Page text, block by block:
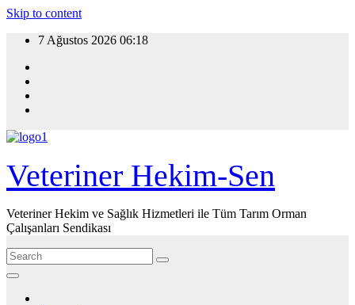
Skip to content
7 Ağustos 2026 06:18
Veteriner Hekim-Sen
Veteriner Hekim ve Sağlık Hizmetleri ile Tüm Tarım Orman
Çalışanları Sendikası